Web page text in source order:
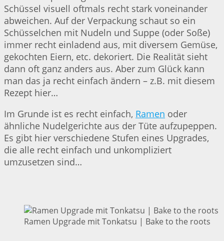
Schüssel visuell oftmals recht stark voneinander
abweichen. Auf der Verpackung schaut so ein
Schüsselchen mit Nudeln und Suppe (oder Soße)
immer recht einladend aus, mit diversem Gemüse,
gekochten Eiern, etc. dekoriert. Die Realität sieht
dann oft ganz anders aus. Aber zum Glück kann
man das ja recht einfach ändern – z.B. mit diesem
Rezept hier…
Im Grunde ist es recht einfach, Ramen oder
ähnliche Nudelgerichte aus der Tüte aufzupeppen.
Es gibt hier verschiedene Stufen eines Upgrades,
die alle recht einfach und unkompliziert
umzusetzen sind…
Ramen Upgrade mit Tonkatsu | Bake to the roots